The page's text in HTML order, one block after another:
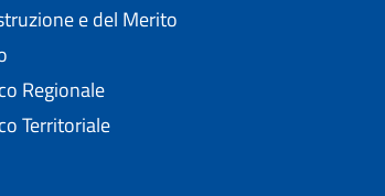
e del Merito
Regionale
Territoriale